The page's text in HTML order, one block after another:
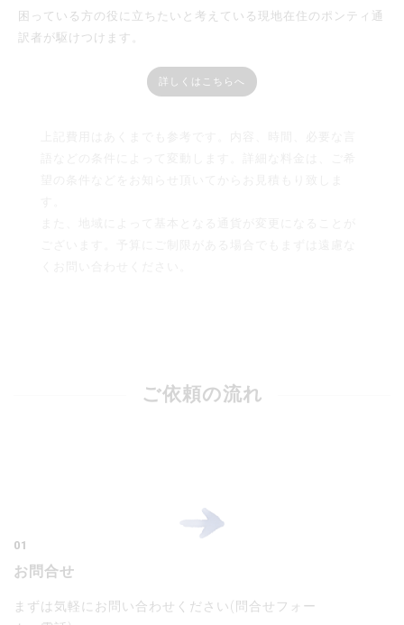
困っている方の役に立ちたいと考えている現地在住のポンティ通
訳者が駆けつけます。
詳しくはこちらへ
ご依頼の流れ
01
お問合せ
まずは気軽にお問い合わせください(問合せフォー